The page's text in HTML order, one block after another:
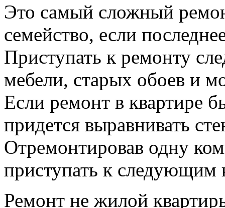
Это самый сложный
семейство, если
Приступать к ремонту
мебели, старых обоев и
Если ремонт в квартире
придется выравнивать
Отремонтировав одну
приступать к следующим
Ремонт не жилой